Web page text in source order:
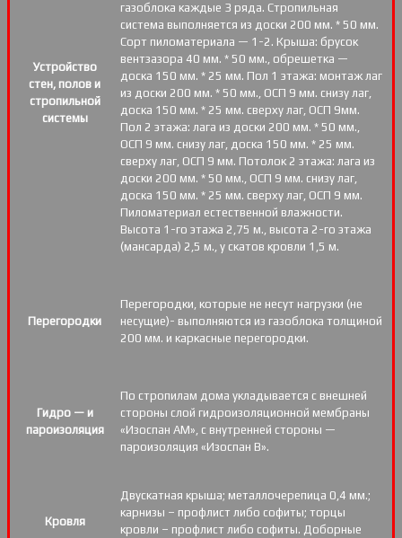
Устройство
стен, полов и
стропильной
системы
газоблока каждые 3 ряда. Стропильная
система выполняется из доски 200 мм. * 50 мм.
Сорт пиломатериала — 1-2. Крыша: брусок
вентзазора 40 мм. * 50 мм., обрешетка —
доска 150 мм. * 25 мм. Пол 1 этажа: монтаж лаг
из доски 200 мм. * 50 мм., ОСП 9 мм. снизу лаг,
доска 150 мм. * 25 мм. сверху лаг, ОСП 9мм.
Пол 2 этажа: лага из доски 200 мм. * 50 мм.,
ОСП 9 мм. снизу лаг, доска 150 мм. * 25 мм.
сверху лаг, ОСП 9 мм. Потолок 2 этажа: лага из
доски 200 мм. * 50 мм., ОСП 9 мм. снизу лаг,
доска 150 мм. * 25 мм. сверху лаг, ОСП 9 мм.
Пиломатериал естественной влажности.
Высота 1-го этажа 2,75 м., высота 2-го этажа
(мансарда) 2,5 м., у скатов кровли 1,5 м.
Перегородки
Перегородки, которые не несут нагрузки (не
несущие)- выполняются из газоблока толщиной
200 мм. и каркасные перегородки.
Гидро — и
пароизоляция
По стропилам дома укладывается с внешней
стороны слой гидроизоляционной мембраны
«Изоспан АМ», с внутренней стороны —
пароизоляция «Изоспан B».
Кровля
Двускатная крыша; металлочерепица 0,4 мм.;
карнизы – профлист либо софиты; торцы
кровли – профлист либо софиты. Доборные